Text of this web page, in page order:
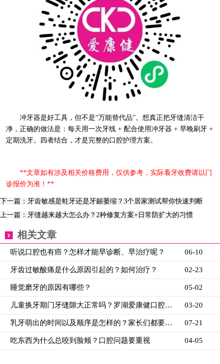
冲牙器是好工具，但不是“万能替代品”。想真正把牙缝清洁干
净，正确的做法是：每天用一次牙线 + 配合使用冲牙器 + 早晚刷牙 +
定期洗牙。四者结合，才是完整的口腔护理方案。
**文章如有涉及相关价格费用，仅供参考，实际看牙收费请以门
诊报价为准！**
下一篇：牙齿敏感是蛀牙还是牙龈萎缩？3个居家测试帮你快速判断
上一篇：牙缝越来越大怎么办？2种修复方案+日常防扩大的习惯
相关文章
06-10
听说口腔也有癌？怎样才能早诊断、早治疗呢？
02-23
牙齿过敏酸痛是什么原因引起的？如何治疗？
05-02
睡觉磨牙的原因有哪些？
03-20
儿童换牙期门牙缝隙大正常吗？罗湖爱康健口腔生理性间
07-21
乳牙萌出的时间以及顺序是怎样的？家长们都要看看
04-05
吃东西为什么总咬到脸颊？口腔问题要重视